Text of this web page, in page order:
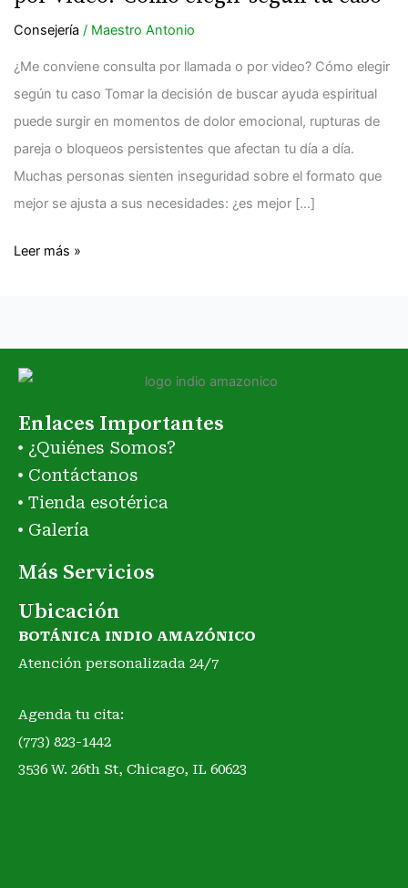
Consejería / Maestro Antonio
¿Me conviene consulta por llamada o por video? Cómo elegir
según tu caso Tomar la decisión de buscar ayuda espiritual
puede surgir en momentos de dolor emocional, rupturas de
pareja o bloqueos persistentes que afectan tu día a día.
Muchas personas sienten inseguridad sobre el formato que
mejor se ajusta a sus necesidades: ¿es mejor […]
llamada
video?
Cómo
elegir
según
caso
Leer más »
Enlaces Importantes
¿Quiénes Somos?
Contáctanos
Tienda esotérica
Galería
Más Servicios
Ubicación
BOTÁNICA INDIO AMAZÓNICO
Atención personalizada 24/7
Agenda tu cita:
(773) 823-1442
3536 W. 26th St, Chicago, IL 60623